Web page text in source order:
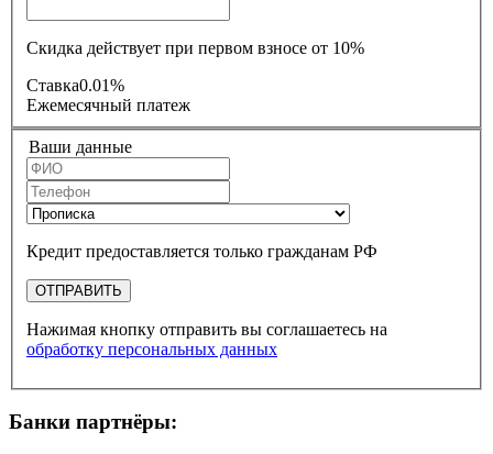
Скидка действует при первом взносе от 10%
Ставка0.01%
Ежемесячный платеж
Ваши данные
Кредит предоставляется только гражданам РФ
ОТПРАВИТЬ
Нажимая кнопку отправить вы соглашаетесь на
обработку персональных данных
Банки партнёры: